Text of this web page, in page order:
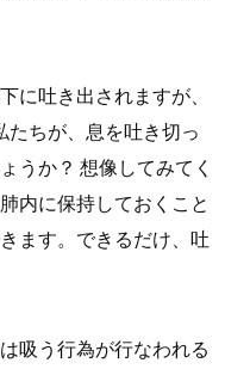
に吐き出されますが、
たちが、息を吐き切っ
うか？ 想像してみてく
内に保持しておくこと
ます。できるだけ、吐
吸う行為が行なわれる